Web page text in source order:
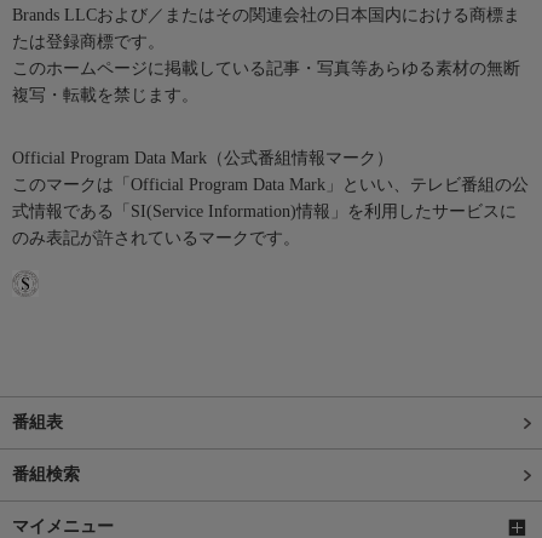
Brands LLCおよび／またはその関連会社の日本国内における商標ま
たは登録商標です。
このホームページに掲載している記事・写真等あらゆる素材の無断
複写・転載を禁じます。
Official Program Data Mark（公式番組情報マーク）
このマークは「Official Program Data Mark」といい、テレビ番組の公
式情報である「SI(Service Information)情報」を利用したサービスに
のみ表記が許されているマークです。
番組表
番組検索
マイメニュー